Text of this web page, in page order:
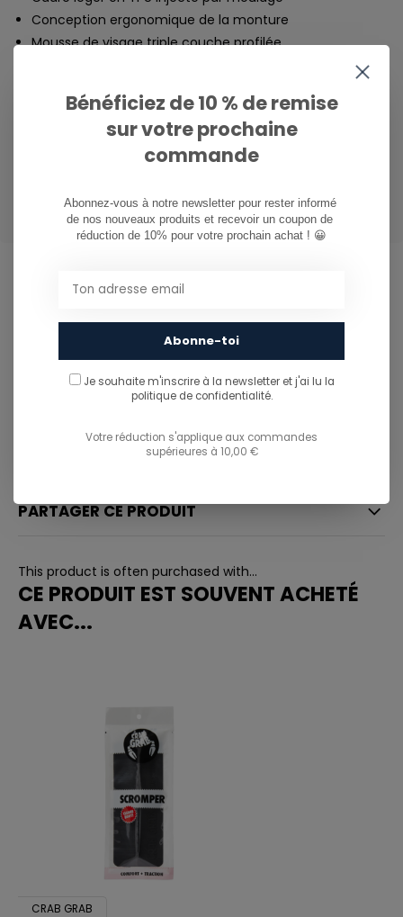
Conception ergonomique de la monture
Mousse de visage triple couche profilée
Bracelet réglable de 40 mm avec doublure en silicone
MESURES
105mm H x 170mm L x 75mm P
CAN WE HELP?
Service à la clientèle:
081/260.730
info@ostreet.be
PARTAGER CE PRODUIT
This product is often purchased with...
CE PRODUIT EST SOUVENT ACHETÉ
AVEC...
CRAB GRAB
Bénéficiez de 10 % de remise
sur votre prochaine
commande
Abonnez-vous à notre newsletter pour rester informé
de nos nouveaux produits et recevoir un coupon de
réduction de 10% pour votre prochain achat ! 😀
Abonne-toi
Je souhaite m'inscrire à la newsletter et j'ai lu la
politique de confidentialité.
Votre réduction s'applique aux commandes
supérieures à 10,00 €